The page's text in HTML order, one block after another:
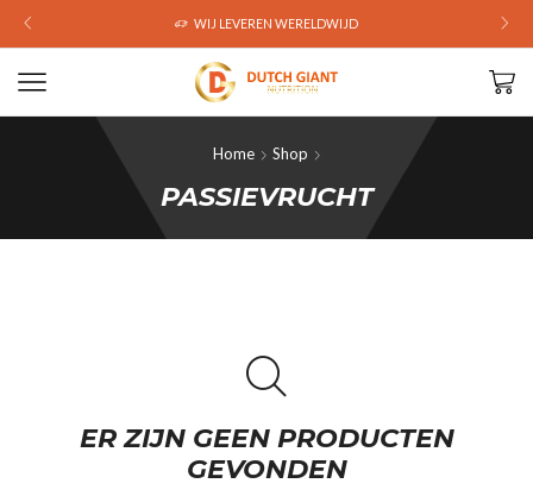
WIJ LEVEREN WERELDWIJD
Home Shop
PASSIEVRUCHT
ER ZIJN GEEN PRODUCTEN
GEVONDEN